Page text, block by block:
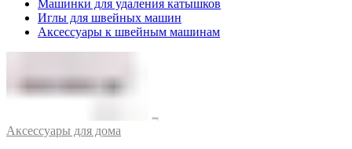
Машинки для удаления катышков
Иглы для швейных машин
Аксессуары к швейным машинам
Аксессуары для дома